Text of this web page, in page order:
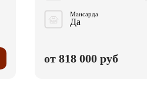
Мансарда
Да
от 818 000 руб